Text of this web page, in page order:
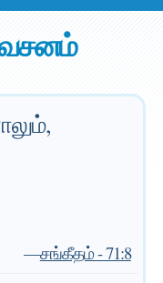
—சங்கீதம் - 71:8